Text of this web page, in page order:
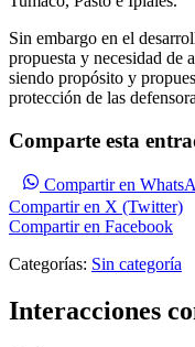
Sin embargo en el
propuesta y necesidad de
siendo propósito y
protección de las
Comparte esta
Compartir en
Compartir en X (Twitter)
Compartir en Facebook
Categorías: Sin categoría
Interacciones